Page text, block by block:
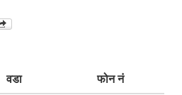
वडा फोन नं